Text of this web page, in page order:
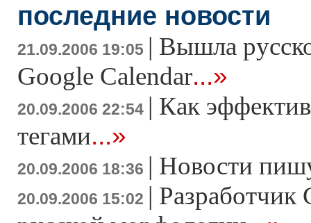
последние новости
21.09.2006 19:05 | Вышла
Google Calendar...»
20.09.2006 22:54 | Как
тегами...»
20.09.2006 18:36 | Новости
20.09.2006 15:02 | Разработчик